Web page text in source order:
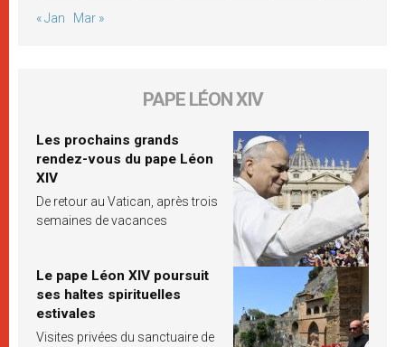
« Jan Mar »
PAPE LÉON XIV
Les prochains grands
rendez-vous du pape Léon
XIV
De retour au Vatican, après trois
semaines de vacances
Le pape Léon XIV poursuit
ses haltes spirituelles
estivales
Visites privées du sanctuaire de